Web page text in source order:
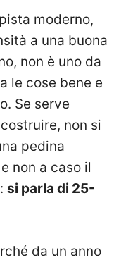
moderno,
a una buona
non è uno da
le cose bene e
Se serve
non si
pedina
non a caso il
si parla di 25-
da un anno